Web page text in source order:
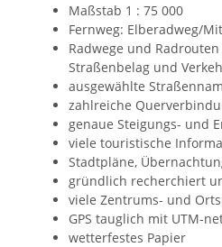
Maßstab 1 : 75 000
Fernweg: Elberadweg/
Radwege und
Straßenbelag und
ausgewählte
zahlreiche
genaue Steigungs- und
viele touristische
Stadtpläne,
gründlich recherchiert
viele Zentrums- und
GPS tauglich mit UTM-
wetterfestes Papier